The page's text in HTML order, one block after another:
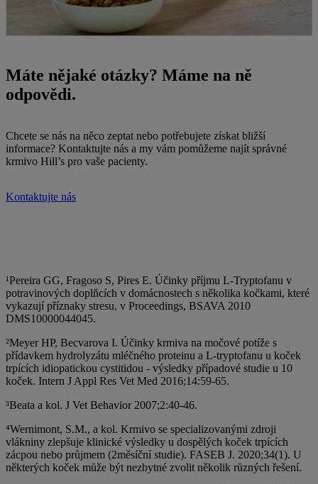
Máte nějaké otázky? Máme na ně
odpovědi.
Chcete se nás na něco zeptat nebo potřebujete získat bližší
informace? Kontaktujte nás a my vám pomůžeme najít správné
krmivo Hill’s pro vaše pacienty.
Kontaktujte nás
¹Pereira GG, Fragoso S, Pires E. Účinky příjmu L-Tryptofanu v
potravinových doplňcích v domácnostech s několika kočkami, které
vykazují příznaky stresu, v Proceedings, BSAVA 2010
DMS10000044045.
²Meyer HP, Becvarova I. Účinky krmiva na močové potíže s
přídavkem hydrolyzátu mléčného proteinu a L-tryptofanu u koček
trpících idiopatickou cystitidou - výsledky případové studie u 10
koček. Intern J Appl Res Vet Med 2016;14:59-65.
³Beata a kol. J Vet Behavior 2007;2:40-46.
⁴Wernimont, S.M., a kol. Krmivo se specializovanými zdroji
vlákniny zlepšuje klinické výsledky u dospělých koček trpících
zácpou nebo průjmem (2měsíční studie). FASEB J. 2020;34(1). U
některých koček může být nezbytné zvolit několik různých řešení.